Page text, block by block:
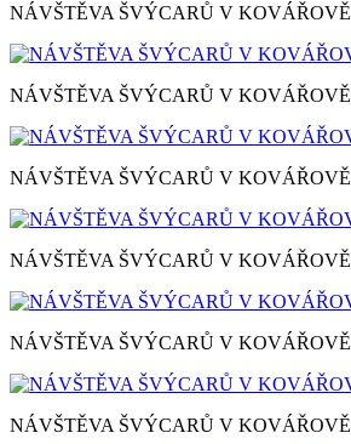
NÁVŠTĚVA ŠVÝCARŮ V KOVÁŘOVĚ
NÁVŠTĚVA ŠVÝCARŮ V KOVÁŘOVĚ
NÁVŠTĚVA ŠVÝCARŮ V KOVÁŘOVĚ
NÁVŠTĚVA ŠVÝCARŮ V KOVÁŘOVĚ
NÁVŠTĚVA ŠVÝCARŮ V KOVÁŘOVĚ
NÁVŠTĚVA ŠVÝCARŮ V KOVÁŘOVĚ